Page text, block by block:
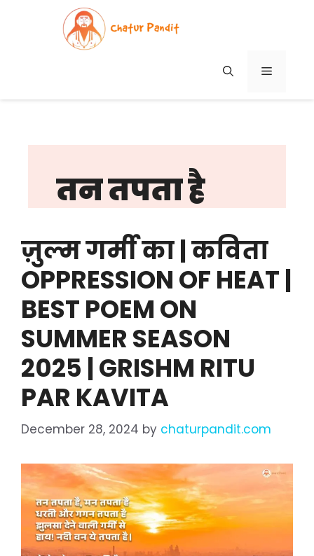
MENU
तन तपता है
ज़ुल्म गर्मी का | कविता
OPPRESSION OF HEAT |
BEST POEM ON
SUMMER SEASON
2025 | GRISHM RITU
PAR KAVITA
December 28, 2024 by chaturpandit.com